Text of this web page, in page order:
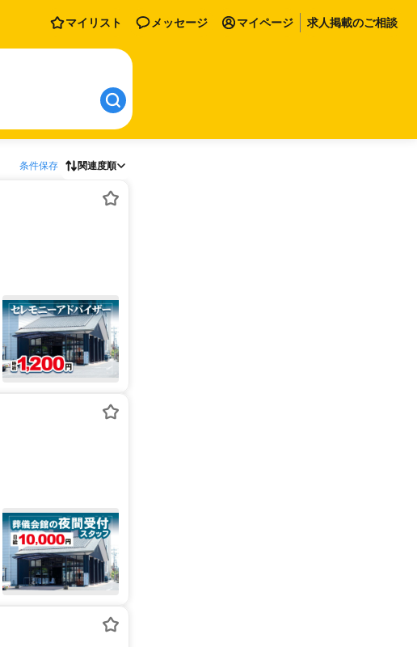
マイリスト メッセージ マイページ 求人掲載のご相談
条件保存 関連度順